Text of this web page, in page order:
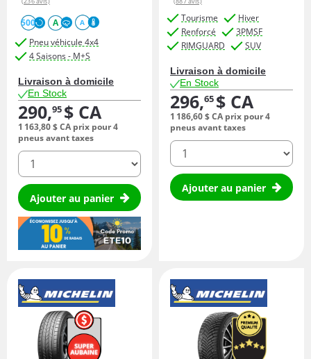
500 A A
Pneu véhicule 4x4
4 Saisons - M+S
Livraison à domicile
En Stock
290,95 $ CA
1 163,80$ CA prix pour 4
pneus avant taxes
quantité
Ajouter au panier
Tourisme
Hiver
Renforcé
3PMSF
RIMGUARD
SUV
Livraison à domicile
En Stock
296,65 $ CA
1 186,60$ CA prix pour 4
pneus avant taxes
quantité
Ajouter au panier